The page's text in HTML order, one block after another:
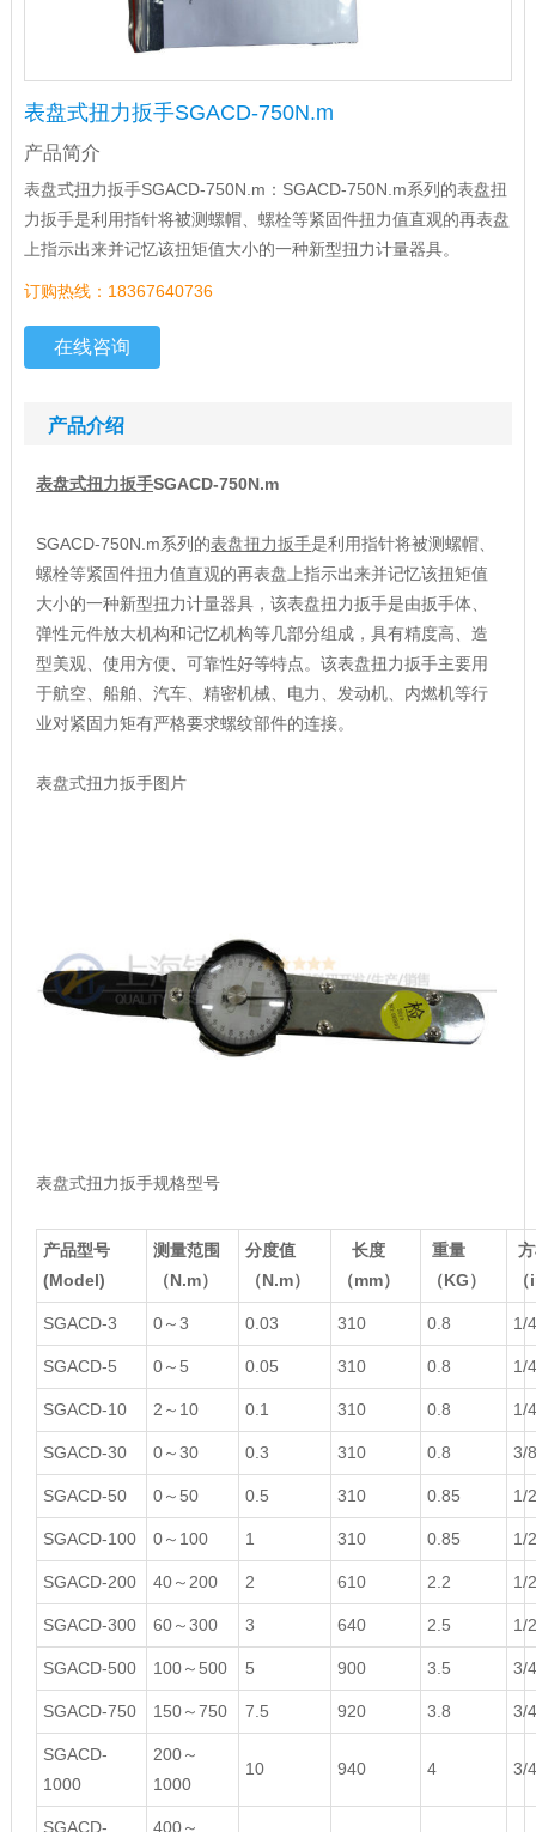
表盘式扭力扳手SGACD-750N.m
产品简介
表盘式扭力扳手SGACD-750N.m：SGACD-750N.m系列的表盘扭
力扳手是利用指针将被测螺帽、螺栓等紧固件扭力值直观的再表盘
上指示出来并记忆该扭矩值大小的一种新型扭力计量器具。
订购热线：18367640736
在线咨询
产品介绍
表盘式扭力扳手SGACD-750N.m
SGACD-750N.m系列的表盘扭力扳手是利用指针将被测螺帽、
螺栓等紧固件扭力值直观的再表盘上指示出来并记忆该扭矩值
大小的一种新型扭力计量器具，该表盘扭力扳手是由扳手体、
弹性元件放大机构和记忆机构等几部分组成，具有精度高、造
型美观、使用方便、可靠性好等特点。该表盘扭力扳手主要用
于航空、船舶、汽车、精密机械、电力、发动机、内燃机等行
业对紧固力矩有严格要求螺纹部件的连接。
表盘式扭力扳手图片
表盘式扭力扳手规格型号
产品型号
(Model)
测量范围
（N.m）
分度值
（N.m）
长度
（mm）
重量
（KG）
SGACD-3 0～3 0.03 310 0.8 1/4
SGACD-5 0～5 0.05 310 0.8 1/4
SGACD-10 2～10 0.1 310 0.8 1/4
SGACD-30 0～30 0.3 310 0.8 3/8
SGACD-50 0～50 0.5 310 0.85 1/2
SGACD-100 0～100 1 310 0.85 1/2
SGACD-200 40～200 2 610 2.2 1/2
SGACD-300 60～300 3 640 2.5 1/2
SGACD-500 100～500 5 900 3.5 3/4
SGACD-750 150～750 7.5 920 3.8 3/4
SGACD-
1000
200～
1000
10 940 4 3/4
SGACD- 400～